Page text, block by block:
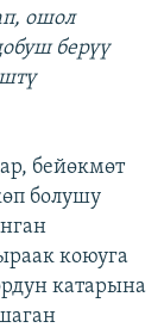
ошол
берүү
бейөкмөт
болушу
коюуга
катарына